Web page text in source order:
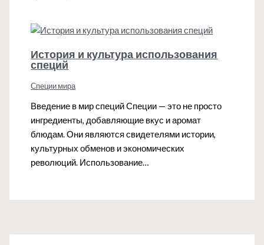
История и культура использования
специй
Специи мира
Введение в мир специй Специи — это не просто
ингредиенты, добавляющие вкус и аромат
блюдам. Они являются свидетелями истории,
культурных обменов и экономических
революций. Использование…